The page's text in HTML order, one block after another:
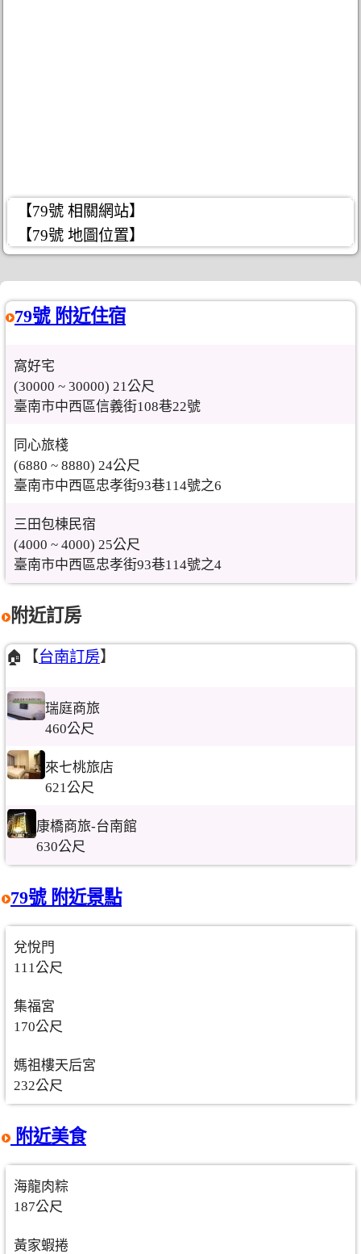
【79號 相關網站】
【79號 地圖位置】
79號 附近住宿
窩好宅
(30000 ~ 30000) 21公尺
臺南市中西區信義街108巷22號
同心旅棧
(6880 ~ 8880) 24公尺
臺南市中西區忠孝街93巷114號之6
三田包棟民宿
(4000 ~ 4000) 25公尺
臺南市中西區忠孝街93巷114號之4
附近訂房
🏠【台南訂房】
瑞庭商旅
460公尺
來七桃旅店
621公尺
康橋商旅-台南館
630公尺
79號 附近景點
兌悅門
111公尺
集福宮
170公尺
媽祖樓天后宮
232公尺
附近美食
海龍肉粽
187公尺
黃家蝦捲